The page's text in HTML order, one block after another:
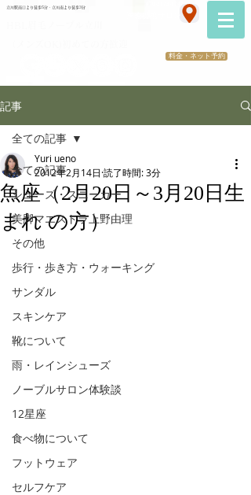
立川駅南口より徒歩5分・立川南より徒歩3分
料金・ネット予約
記事
全ての記事
シューズ・スニーカー
美脚マエストラ上野由理
その他
歩行・歩き方・ウォーキング
サンダル
スキンケア
靴について
雨・レインシューズ
ノーブルサロン体験談
12星座
食べ物について
フットウェア
セルフケア
全ての記事
魚座（2月20日～3月20日生
まれ の方）
Yuri ueno
2012年2月14日 読了時間: 3分